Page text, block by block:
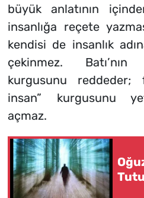
büyük anlatının
insanlığa reçete
kendisi de insanlık
çekinmez.
kurgusunu reddeder;
insan” kurgusunu
açmaz.